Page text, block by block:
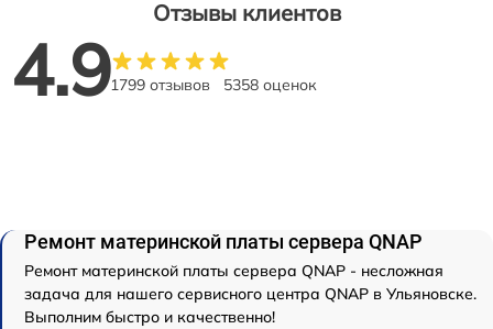
Отзывы клиентов
4.91799 отзывов 5358 оценок
Ремонт материнской платы сервера QNAP
Ремонт материнской платы сервера QNAP - несложная
задача для нашего сервисного центра QNAP в Ульяновске.
Выполним быстро и качественно!